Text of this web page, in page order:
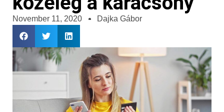
November 11, 2020 Dajka Gábor